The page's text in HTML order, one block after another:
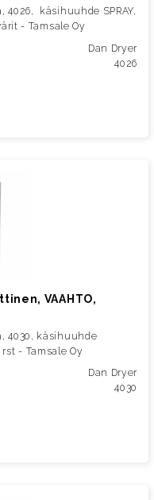
käsihuuhde SPRAY,
- Tamsale Oy
Dan Dryer
4026
VAAHTO,
4030, käsihuuhde
rst - Tamsale Oy
Dan Dryer
4030